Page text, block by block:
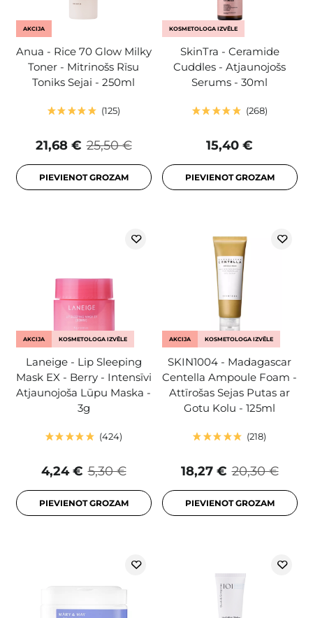
AKCIJA
Anua - Rice 70 Glow Milky
Toner - Mitrinošs Rīsu
Toniks Sejai - 250ml
125
25,50 €
21,68 €
PIEVIENOT GROZAM
KOSMETOLOGA IZVĒLE
SkinTra - Ceramide
Cuddles - Atjaunojošs
Serums - 30ml
268
15,40 €
PIEVIENOT GROZAM
AKCIJA KOSMETOLOGA IZVĒLE
Laneige - Lip Sleeping
Mask EX - Berry - Intensīvi
Atjaunojoša Lūpu Maska -
3g
424
5,30 €
4,24 €
PIEVIENOT GROZAM
AKCIJA KOSMETOLOGA IZVĒLE
SKIN1004 - Madagascar
Centella Ampoule Foam -
Attīrošas Sejas Putas ar
Gotu Kolu - 125ml
218
20,30 €
18,27 €
PIEVIENOT GROZAM